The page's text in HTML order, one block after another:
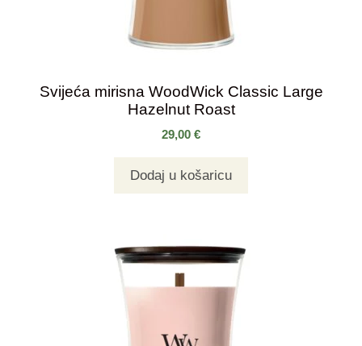
Svijeća mirisna WoodWick Classic Large
Hazelnut Roast
29,00 €
Dodaj u košaricu